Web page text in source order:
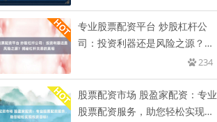
专业股票配资平台 炒股杠杆公
司：投资利器还是风险之源？揭
234
股票配资市场 股盈家配资：专业
股票配资服务，助您轻松实现投